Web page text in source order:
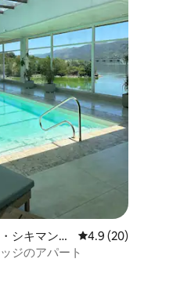
の平均評価
シキマンの
ト
レビュー20件、5つ
4.9 (20)
ジのアパート